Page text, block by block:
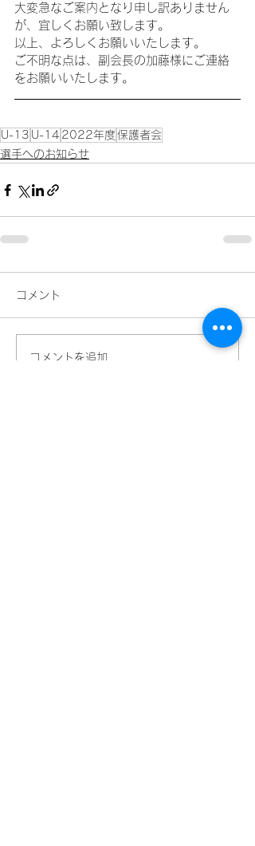
大変急なご案内となり申し訳ありません
が、宜しくお願い致します。
以上、よろしくお願いいたします。
ご不明な点は、副会長の加藤様にご連絡
をお願いいたします。
U-13 U-14 2022年度 保護者会
選手へのお知らせ
コメント
コメントを追加…